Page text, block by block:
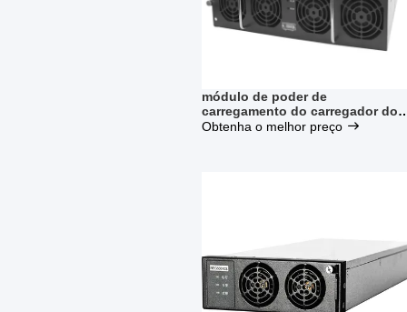
módulo de poder de
carregamento do carregador do
módulo EV de 30kW 1000V EV
Obtenha o melhor preço